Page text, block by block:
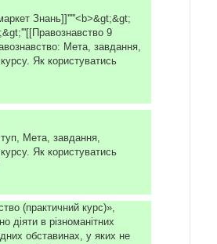
Знань]]'''''<b>&gt;&gt;
9
Мета, завдання,
Як користуватись
Мета, завдання,
Як користуватись
(практичний курс)»,
діяти в різноманітних
обставинах, у яких не